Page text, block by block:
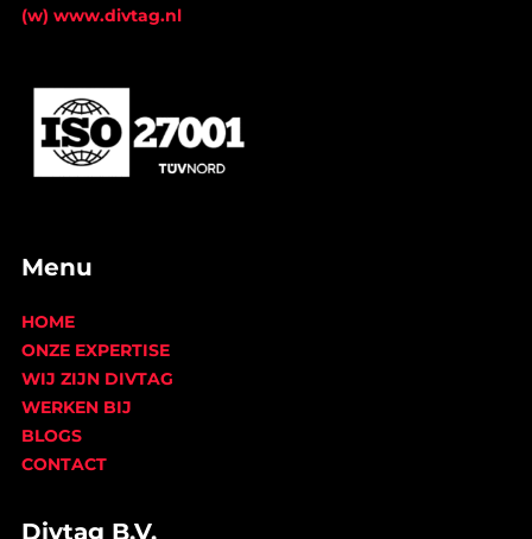
(w) www.divtag.nl
Menu
HOME
ONZE EXPERTISE
WIJ ZIJN DIVTAG
WERKEN BIJ
BLOGS
CONTACT
Divtag B.V.